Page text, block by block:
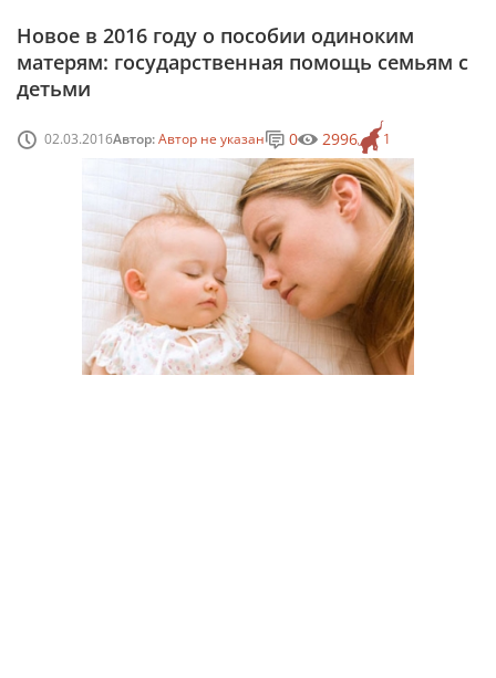
Новое в 2016 году о пособии одиноким
матерям: государственная помощь семьям с
детьми
02.03.2016Автор:Автор не указан 1
0 2996